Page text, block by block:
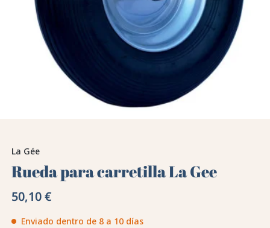
La Gée
Rueda para carretilla La Gee
50,10 €
Enviado dentro de 8 a 10 días